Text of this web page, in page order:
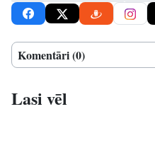
Komentāri (0)
Lasi vēl